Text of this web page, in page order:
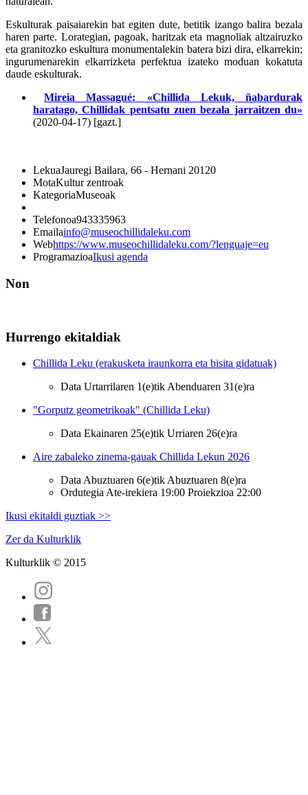
Eskulturak paisaiarekin bat egiten dute, betitik izango balira bezala
haren parte. Lorategian, pagoak, haritzak eta magnoliak altzairuzko
eta granitozko eskultura monumentalekin batera bizi dira, elkarrekin;
ingurumenarekin elkarrizketa perfektua izateko moduan kokatuta
daude eskulturak.
Mireia Massagué: «Chillida Lekuk, ñabardurak
haratago, Chillidak pentsatu zuen bezala jarraitzen du»
(2020-04-17) [gazt.]
LekuaJauregi Bailara, 66 - Hernani 20120
MotaKultur zentroak
KategoriaMuseoak
Telefonoa943335963
Emailainfo@museochillidaleku.com
Webhttps://www.museochillidaleku.com/?lenguaje=eu
ProgramazioaIkusi agenda
Non
Hurrengo ekitaldiak
Chillida Leku (erakusketa iraunkorra eta bisita gidatuak)
Data Urtarrilaren 1(e)tik Abenduaren 31(e)ra
"Gorputz geometrikoak" (Chillida Leku)
Data Ekainaren 25(e)tik Urriaren 26(e)ra
Aire zabaleko zinema-gauak Chillida Lekun 2026
Data Abuztuaren 6(e)tik Abuztuaren 8(e)ra
Ordutegia Ate-irekiera 19:00 Proiekzioa 22:00
Ikusi ekitaldi guztiak >>
Zer da Kulturklik
Kulturklik © 2015